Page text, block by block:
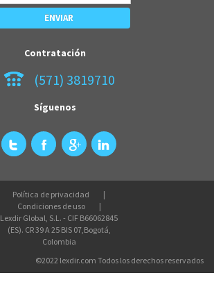
Contratación
(571) 3819710
Síguenos
Política de privacidad
Condiciones de uso
Lexdir Global, S.L. - CIF B66062845
(ES). CR 39 A 25 BIS 07,Bogotá,
Colombia
©2022 lexdir.com Todos los derechos reservados